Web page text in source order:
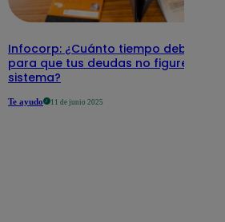
Infocorp: ¿Cuánto tiempo debe pasar
para que tus deudas no figuren en su
sistema?
Te ayudo 11 de junio 2025